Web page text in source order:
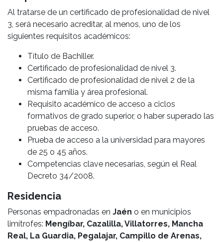
Al tratarse de un certificado de profesionalidad de nivel
3, será necesario acreditar, al menos, uno de los
siguientes requisitos académicos:
Título de Bachiller.
Certificado de profesionalidad de nivel 3.
Certificado de profesionalidad de nivel 2 de la
misma familia y área profesional.
Requisito académico de acceso a ciclos
formativos de grado superior, o haber superado las
pruebas de acceso.
Prueba de acceso a la universidad para mayores
de 25 o 45 años.
Competencias clave necesarias, según el Real
Decreto 34/2008.
Residencia
Personas empadronadas en Jaén o en municipios
limítrofes: Mengíbar, Cazalilla, Villatorres, Mancha
Real, La Guardia, Pegalajar, Campillo de Arenas,